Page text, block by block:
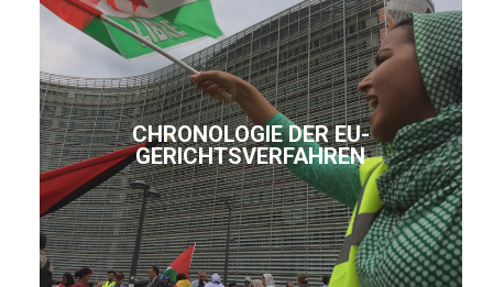
CHRONOLOGIE DER EU-
GERICHTSVERFAHREN